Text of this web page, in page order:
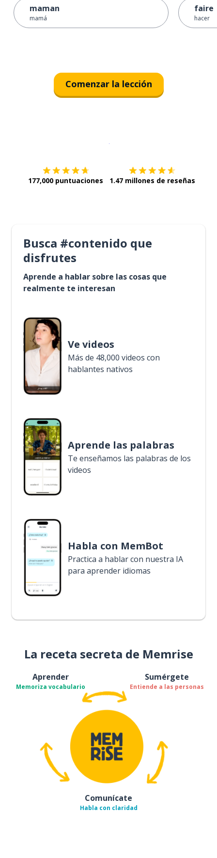
maman
mamá
faire
hacer
Comenzar la lección
177,000 puntuaciones 1.47 millones de reseñas
Busca #contenido que
disfrutes
Aprende a hablar sobre las cosas que
realmente te interesan
Ve videos
Más de 48,000 videos con
hablantes nativos
Aprende las palabras
Te enseñamos las palabras de los
videos
Habla con MemBot
Practica a hablar con nuestra IA
para aprender idiomas
La receta secreta de Memrise
Aprender
Memoriza vocabulario
Sumérgete
Entiende a las personas
Comunícate
Habla con claridad